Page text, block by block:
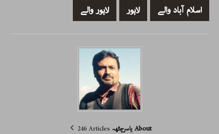
اسلام آباد والے
لاہور لاہور والے
About یاسرچٹھہ 246 Articles